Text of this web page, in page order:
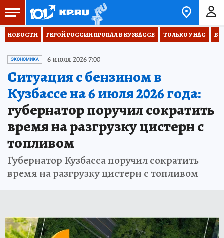
НОВОСТИ ГЕРОЙ РОССИИ ПРОПАЛ В КУЗБАССЕ ТОЛЬКО У НАС
ЭКОНОМИКА 6 июля 2026 7:00
Ситуация с бензином в
Кузбассе на 6 июля 2026 года:
губернатор поручил сократить
время на разгрузку цистерн с
топливом
Губернатор Кузбасса поручил сократить
время на разгрузку цистерн с топливом